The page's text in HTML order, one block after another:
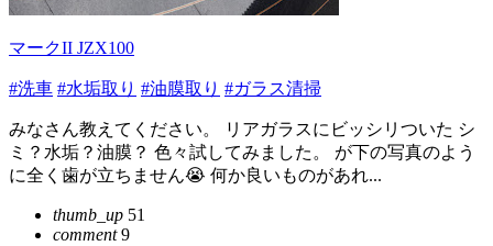
マークII JZX100
#洗車 #水垢取り #油膜取り #ガラス清掃
みなさん教えてください。 リアガラスにビッシリついた シ
ミ？水垢？油膜？ 色々試してみました。 が下の写真のよう
に全く歯が立ちません😭 何か良いものがあれ...
thumb_up 51
comment9